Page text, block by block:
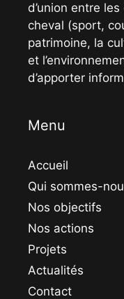
d’union entre
cheval (sport,
patrimoine, la
et
d’apporter
Menu
Accueil
Qui sommes-
Nos objectifs
Nos actions
Projets
Actualités
Contact